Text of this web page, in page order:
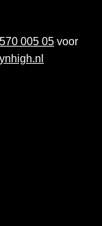
005 05 voor